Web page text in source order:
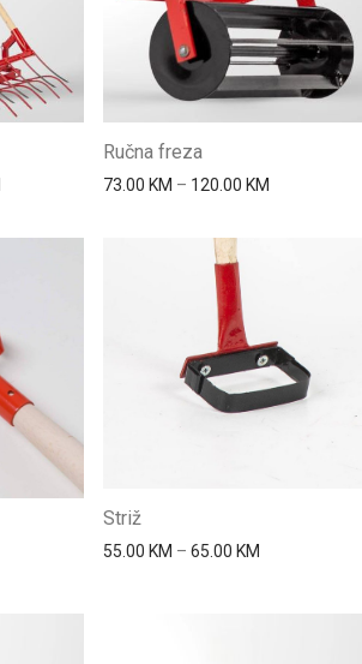
Price range: 131.00 KM through 236.00 KM
Ručna freza
73.00 KM – 120.00 KM
Striž
55.00 KM – 65.00 KM